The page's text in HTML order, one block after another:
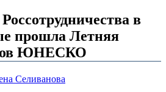
в
прошла Летняя
ЮНЕСКО
Селиванова